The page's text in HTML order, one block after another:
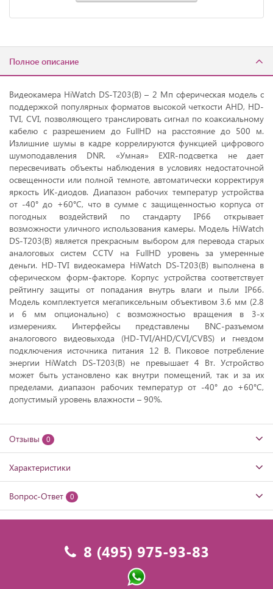
Полное описание
Видеокамера HiWatch DS-T203(B) – 2 Мп сферическая модель с
поддержкой популярных форматов высокой четкости AHD, HD-
TVI, CVI, позволяющего транслировать сигнал по коаксиальному
кабелю с разрешением до FullHD на расстояние до 500 м.
Излишние шумы в кадре коррелируются функцией цифрового
шумоподавления DNR. «Умная» EXIR-подсветка не дает
пересвечивать объекты наблюдения в условиях недостаточной
освещенности или полной темноте, автоматически корректируя
яркость ИК-диодов. Диапазон рабочих температур устройства
от -40° до +60°C, что в сумме с защищенностью корпуса от
погодных воздействий по стандарту IP66 открывает
возможности уличного использования камеры. Модель HiWatch
DS-T203(B) является прекрасным выбором для перевода старых
аналоговых систем CCTV на FullHD уровень за умеренные
деньги. HD-TVI видеокамера HiWatch DS-T203(B) выполнена в
сферическом форм-факторе. Корпус устройства соответствует
рейтингу защиты от попадания внутрь влаги и пыли IP66.
Модель комплектуется мегапиксельным объективом 3.6 мм (2.8
и 6 мм опционально) с возможностью вращения в 3-х
измерениях. Интерфейсы представлены BNC-разъемом
аналогового видеовыхода (HD-TVI/AHD/CVI/CVBS) и гнездом
подключения источника питания 12 В. Пиковое потребление
энергии HiWatch DS-T203(B) не превышает 4 Вт. Устройство
может быть установлено как внутри помещений, так и за их
пределами, диапазон рабочих температур от -40° до +60°C,
допустимый уровень влажности – 90%.
Отзывы 0
Характеристики
Вопрос-Ответ 0
8 (495) 975-93-83